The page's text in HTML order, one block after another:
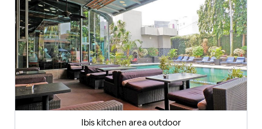
Ibis kitchen area outdoor